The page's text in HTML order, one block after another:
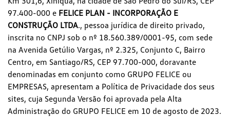
97.400-000 e FELICE PLAN - INCORPORAÇÃO E
CONSTRUÇÃO LTDA., pessoa jurídica de direito privado,
inscrita no CNPJ sob o nº 18.560.389/0001-95, com sede
na Avenida Getúlio Vargas, nº 2.325, Conjunto C, Bairro
Centro, em Santiago/RS, CEP 97.700-000, doravante
denominadas em conjunto como GRUPO FELICE ou
EMPRESAS, apresentam a Política de Privacidade dos seus
sites, cuja Segunda Versão foi aprovada pela Alta
Administração do GRUPO FELICE em 10 de agosto de 2023.